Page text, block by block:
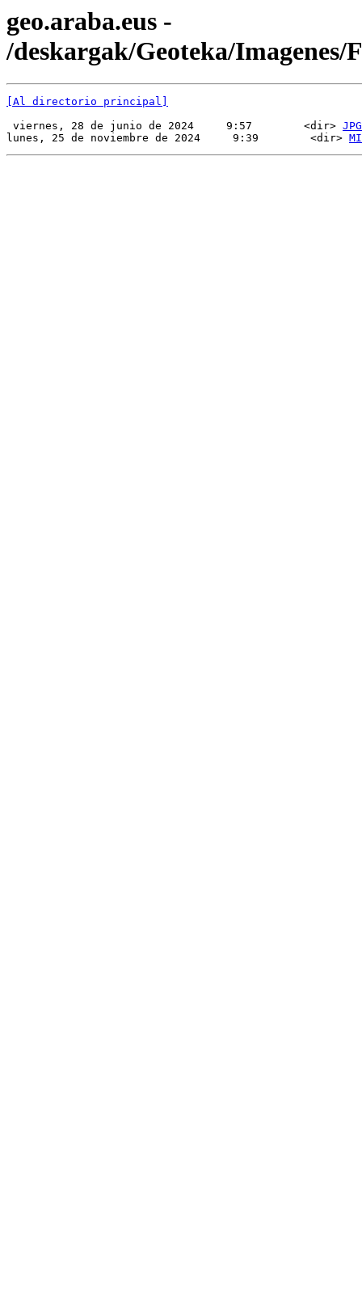
geo.araba.eus -
/deskargak/Geoteka/Imagenes/
[Al directorio principal]
viernes, 28 de junio de 2024     9:57        <dir> JPG
lunes, 25 de noviembre de 2024     9:39        <dir>